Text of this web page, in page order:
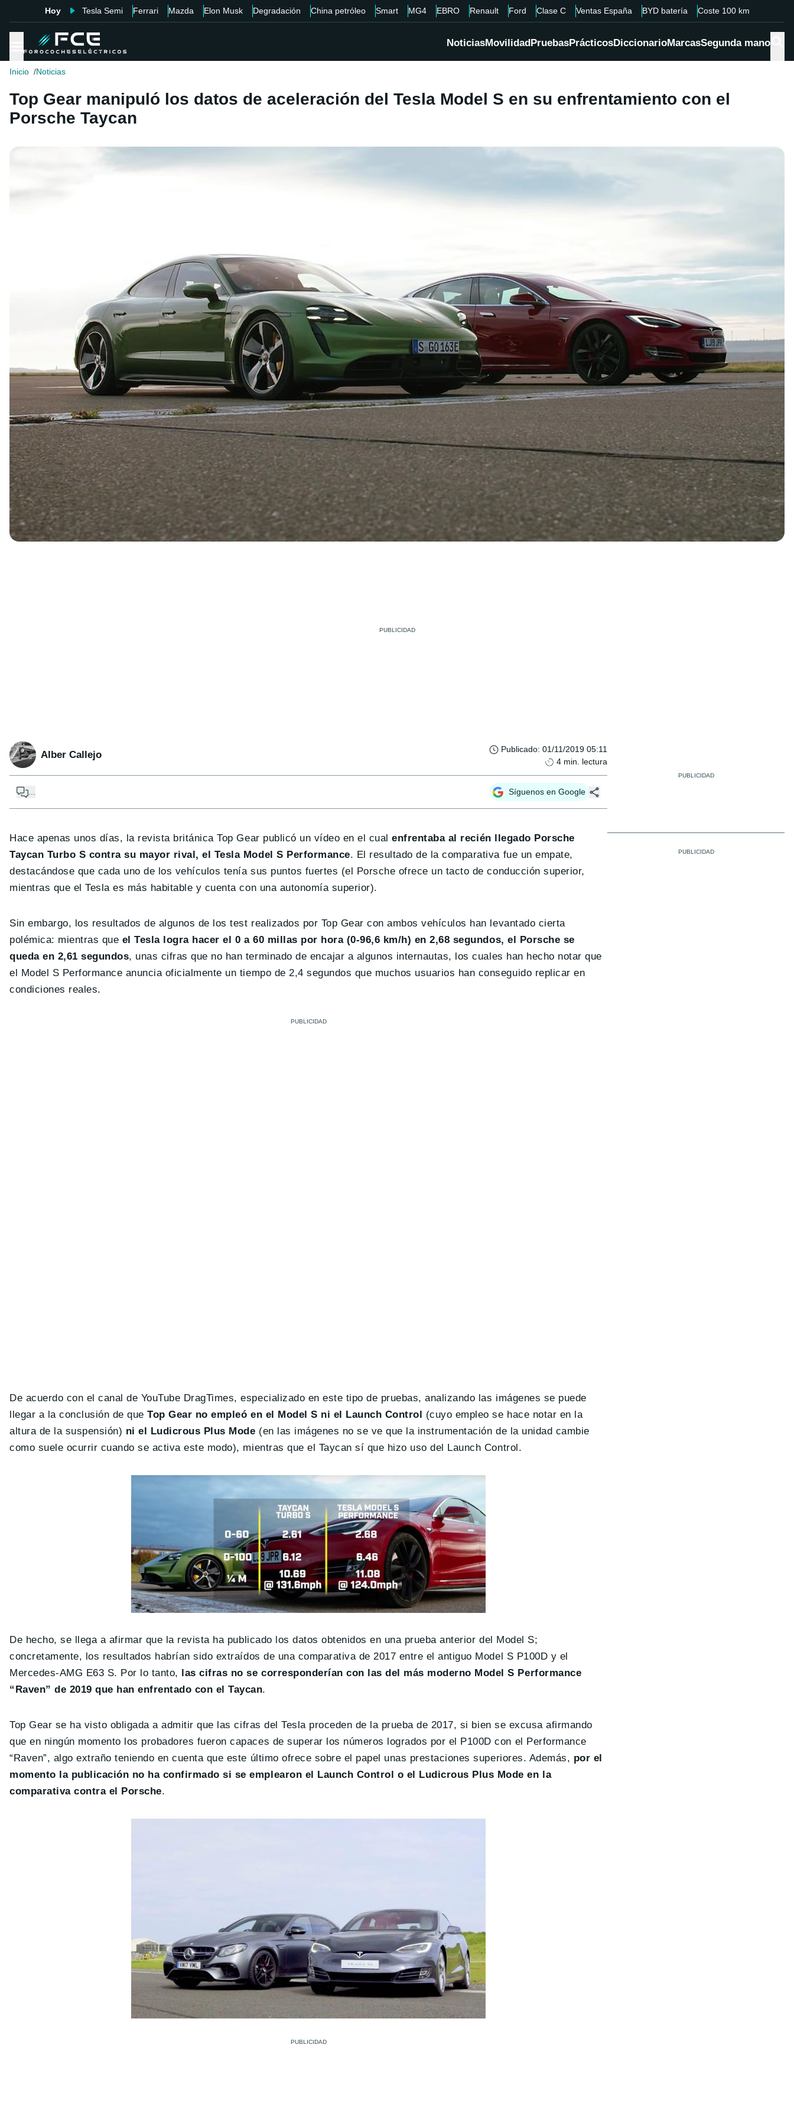
Hoy Tesla Semi Ferrari Mazda Elon Musk Degradación China petróleo Smart MG4 EBRO Renault Ford Clase C Ventas España BYD batería Coste 100 km
NoticiasMovilidadPruebasPrácticosDiccionarioMarcasSegunda mano
Inicio Noticias
Top Gear manipuló los datos de aceleración del Tesla Model S en su enfrentamiento con el
Porsche Taycan
Alber Callejo Publicado: 01/11/2019 05:11
4 min. lectura
Síguenos en Google
Hace apenas unos días, la revista británica Top Gear publicó un vídeo en el cual enfrentaba al recién llegado Porsche
Taycan Turbo S contra su mayor rival, el Tesla Model S Performance. El resultado de la comparativa fue un empate,
destacándose que cada uno de los vehículos tenía sus puntos fuertes (el Porsche ofrece un tacto de conducción superior,
mientras que el Tesla es más habitable y cuenta con una autonomía superior).
Sin embargo, los resultados de algunos de los test realizados por Top Gear con ambos vehículos han levantado cierta
polémica: mientras que el Tesla logra hacer el 0 a 60 millas por hora (0-96,6 km/h) en 2,68 segundos, el Porsche se
queda en 2,61 segundos, unas cifras que no han terminado de encajar a algunos internautas, los cuales han hecho notar que
el Model S Performance anuncia oficialmente un tiempo de 2,4 segundos que muchos usuarios han conseguido replicar en
condiciones reales.
De acuerdo con el canal de YouTube DragTimes, especializado en este tipo de pruebas, analizando las imágenes se puede
llegar a la conclusión de queTop Gear no empleó en el Model S ni el Launch Control (cuyo empleo se hace notar en la
altura de la suspensión) ni el Ludicrous Plus Mode (en las imágenes no se ve que la instrumentación de la unidad cambie
como suele ocurrir cuando se activa este modo), mientras que el Taycan sí que hizo uso del Launch Control.
De hecho, se llega a afirmar que la revista ha publicado los datos obtenidos en una prueba anterior del Model S;
concretamente, los resultados habrían sido extraídos de una comparativa de 2017 entre el antiguo Model S P100D y el
Mercedes-AMG E63 S. Por lo tanto,
las cifras no se corresponderían con las del más moderno Model S Performance
“Raven” de 2019 que han enfrentado con el Taycan.
Top Gear se ha visto obligada a admitir que las cifras del Tesla proceden de la prueba de 2017, si bien se excusa afirmando
que en ningún momento los probadores fueron capaces de superar los números logrados por el P100D con el Performance
“Raven”, algo extraño teniendo en cuenta que este último ofrece sobre el papel unas prestaciones superiores. Además, por el
momento la publicación no ha confirmado si se emplearon el Launch Control o el Ludicrous Plus Mode en la
comparativa contra el Porsche.